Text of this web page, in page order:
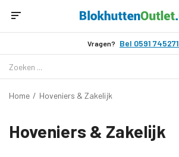
Vragen? Bel 0591 745271
Home / Hoveniers & Zakelijk
Hoveniers & Zakelijk